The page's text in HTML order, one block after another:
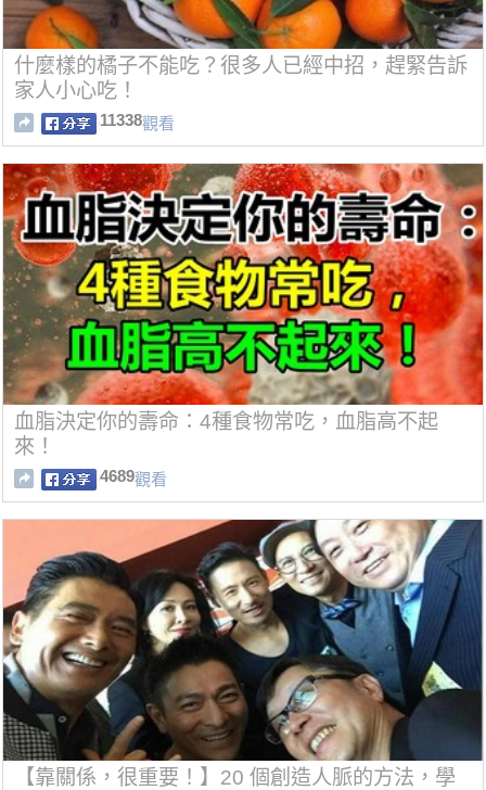
什麼樣的橘子不能吃？很多人已經中招，趕緊告訴
家人小心吃！
11338觀看
血脂決定你的壽命：4種食物常吃，血脂高不起
來！
4689觀看
【靠關係，很重要！】20 個創造人脈的方法，學